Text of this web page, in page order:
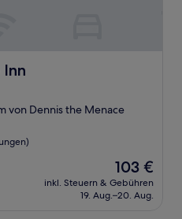
von Dennis the Menace
Der
Preis
beträgt
103 €
inkl. Steuern & Gebühren
19. Aug.–20. Aug.